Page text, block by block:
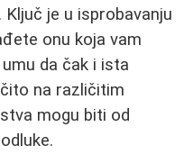
Ključ je u isprobavanju
onu koja vam
da čak i ista
na različitim
mogu biti od